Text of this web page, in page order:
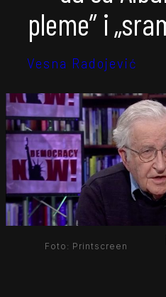
pleme” i
Vesna Radojević
Foto: Printscreen